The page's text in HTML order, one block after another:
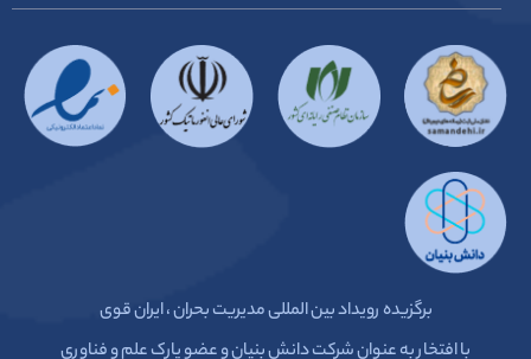
برگزیده رویداد بین المللی مدیریت بحران ، ایران قوی
با افتخار به عنوان شرکت دانش بنیان و عضو پارک علم و فناوری